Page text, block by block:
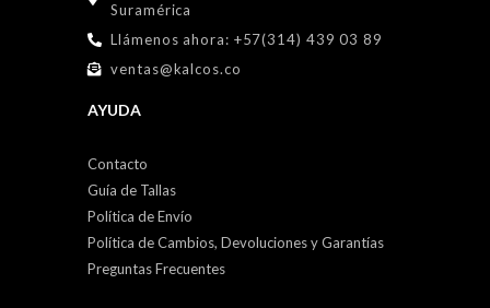
Suramérica
Llámenos ahora: +57(314) 439 03 89
ventas@kalcos.co
AYUDA
Contacto
Guía de Tallas
Política de Envío
Política de Cambios, Devoluciones y Garantías
Preguntas Frecuentes